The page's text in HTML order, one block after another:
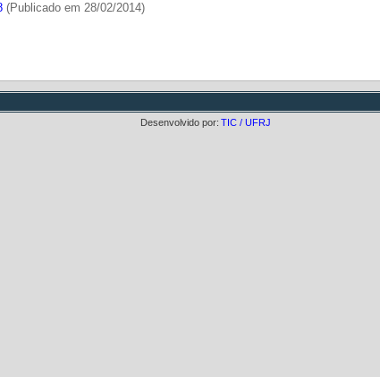
(Publicado em 28/02/2014)
Desenvolvido por: TIC / UFRJ